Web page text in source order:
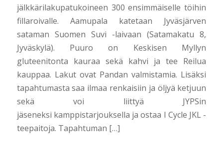
jälkkärilakupatukoineen 300 ensimmäiselle töihin
fillaroivalle. Aamupala katetaan Jyväsjärven
sataman Suomen Suvi -laivaan (Satamakatu 8,
Jyväskylä). Puuro on Keskisen Myllyn
gluteenitonta kauraa sekä kahvi ja tee Reilua
kauppaa. Lakut ovat Pandan valmistamia. Lisäksi
tapahtumasta saa ilmaa renkaisiin ja öljyä ketjuun
sekä voi liittyä JYPSin
jäseneksi kamppistarjouksella ja ostaa I Cycle JKL -
teepaitoja. Tapahtuman […]